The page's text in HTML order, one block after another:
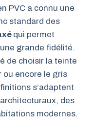
PVC a connu une
standard des
qui permet
grande fidélité.
de choisir la teinte
ou encore le gris
s’adaptent
des
modernes.